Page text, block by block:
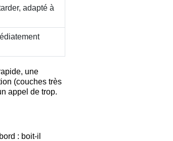
adapté à
une
(couches très
appel de trop.
: boit-il